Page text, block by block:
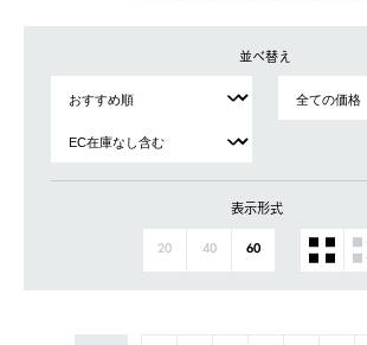
並べ替え
表示形式
20 40 60